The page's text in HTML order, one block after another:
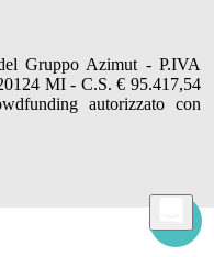
Gruppo Azimut - P.IVA
MI - C.S. € 95.417,54
autorizzato con